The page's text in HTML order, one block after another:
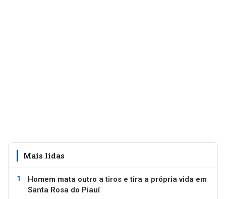
Mais lidas
Homem mata outro a tiros e tira a própria vida em
Santa Rosa do Piauí